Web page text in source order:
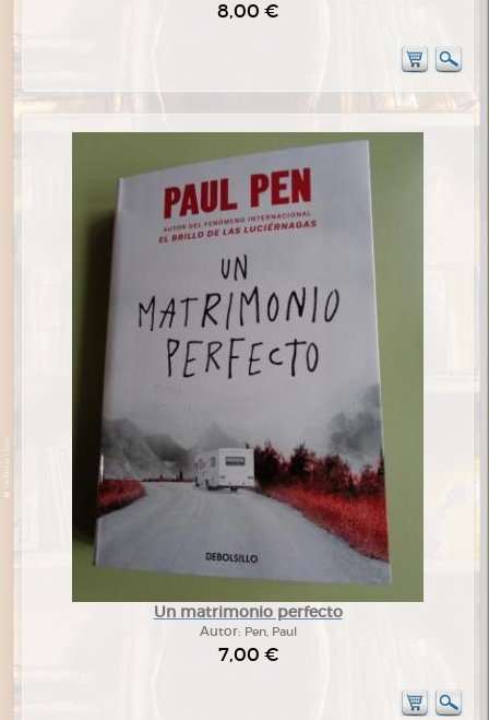
8,00 €
Un matrimonio perfecto
Autor: Pen, Paul
7,00 €